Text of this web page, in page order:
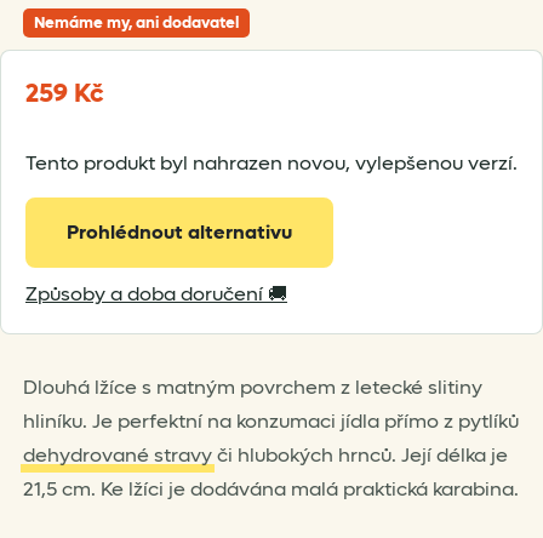
259 Kč
Dlouhá lžíce s matným povrchem z letecké slitiny
hliníku. Je perfektní na konzumaci jídla přímo z pytlíků
dehydrované stravyči hlubokých hrnců. Její délka je
21,5 cm. Ke lžíci je dodávána malá praktická karabina.
Nemáme my, ani dodavatel
Tento produkt byl nahrazen novou, vylepšenou verzí.
Prohlédnout alternativu
Způsoby a doba doručení 🚚